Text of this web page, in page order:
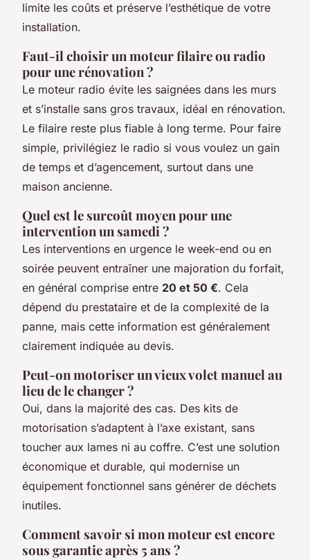
limite les coûts et préserve l’esthétique de votre
installation.
Faut-il choisir un moteur filaire ou radio
pour une rénovation ?
Le moteur radio évite les saignées dans les murs
et s’installe sans gros travaux, idéal en rénovation.
Le filaire reste plus fiable à long terme. Pour faire
simple, privilégiez le radio si vous voulez un gain
de temps et d’agencement, surtout dans une
maison ancienne.
Quel est le surcoût moyen pour une
intervention un samedi ?
Les interventions en urgence le week-end ou en
soirée peuvent entraîner une majoration du forfait,
en général comprise entre 20 et 50 €. Cela
dépend du prestataire et de la complexité de la
panne, mais cette information est généralement
clairement indiquée au devis.
Peut-on motoriser un vieux volet manuel au
lieu de le changer ?
Oui, dans la majorité des cas. Des kits de
motorisation s’adaptent à l’axe existant, sans
toucher aux lames ni au coffre. C’est une solution
économique et durable, qui modernise un
équipement fonctionnel sans générer de déchets
inutiles.
Comment savoir si mon moteur est encore
sous garantie après 5 ans ?